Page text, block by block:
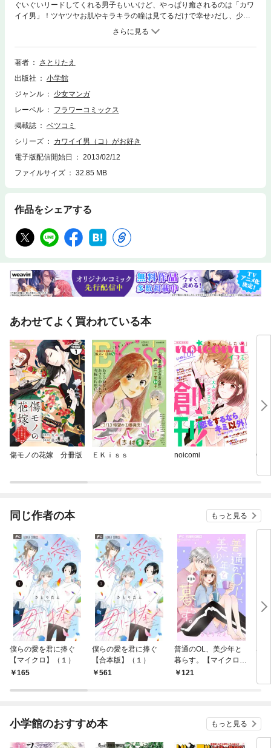
ぐいぐいリードしてくれる男子もいいけど、やっぱり癒されるのは「カワ
イイ男」！ツヤツヤお肌やキラキラの瞳は見てるだけで幸せ♪だし、少々
甘えん坊でも母性本能刺激されちゃう！？そんな「カワイイ男」にはまっ
ちゃった、5人の乙女のよみきり恋バナ集。子犬系からアイドル系、ツン
デレ男子までバラエティ豊かに取りそろえてます☆美少年好きもそうじゃ
ない人も、読むだけで癒されちゃうこと間違いナシ！です。
著者
さとりたえ
出版社
小学館
ジャンル
少女マンガ
レーベル
フラワーコミックス
掲載誌
ベツコミ
シリーズ
カワイイ男（コ）がお好き
電子版配信開始日
2013/02/12
ファイルサイズ
32.85 MB
作品をシェアする
あわせてよく買われている本
傷モノの花嫁 分冊版 ＥＫｉｓｓ noicomi
同じ作者の本 もっと見る
僕らの愛を君に捧ぐ
【マイクロ】（１）
165
僕らの愛を君に捧ぐ
【合本版】（１）
561
普通のOL、美少年と
暮らす。【マイクロ】
（１）
121
～
小学館のおすすめ本 もっと見る